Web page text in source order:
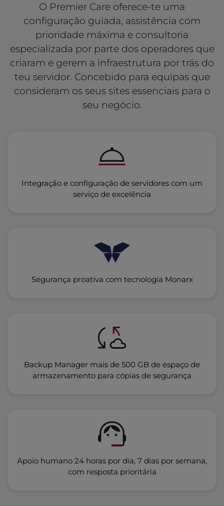
O Premier Care oferece-te uma
configuração guiada, assistência com
prioridade máxima e consultoria
especializada por parte dos operadores que
criaram e gerem a infraestrutura por trás do
teu servidor. Concebido para equipas que
consideram os seus sites essenciais para o
seu negócio.
Integração e configuração de servidores com um
serviço de excelência
Segurança proativa com tecnologia Monarx
Backup Manager mais de 500 GB de espaço de
armazenamento para cópias de segurança
Apoio humano 24 horas por dia, 7 dias por semana,
com resposta prioritária